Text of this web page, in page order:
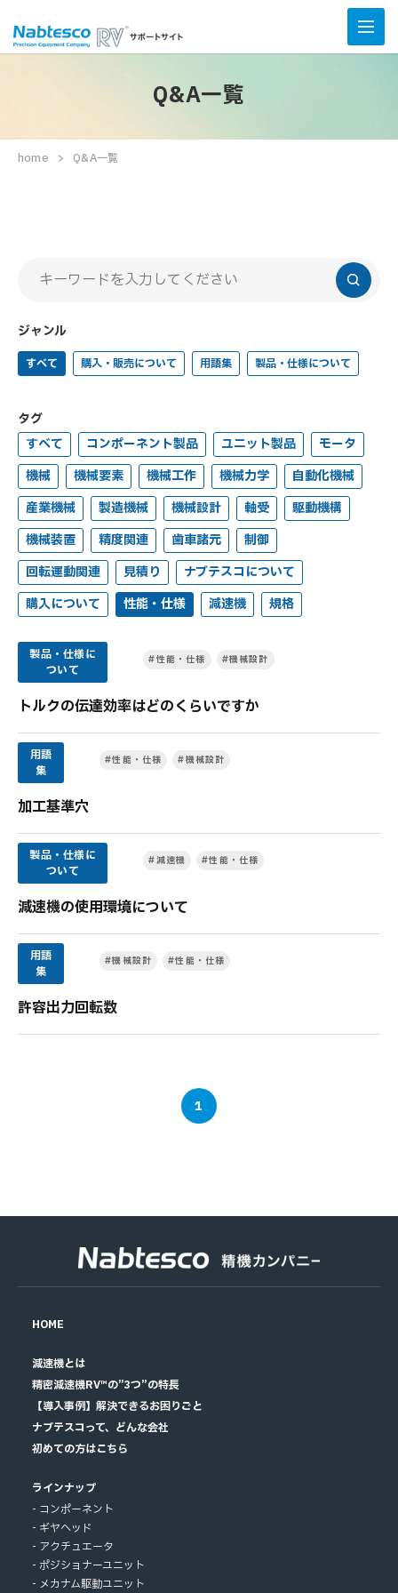
Q&A一覧
home Q&A一覧
ジャンル
すべて 購入・販売について 用語集 製品・仕様について
タグ
すべて
コンポーネント製品 ユニット製品
モータ
機械
機械要素 機械工作 機械力学
自動化機械
産業機械
製造機械 機械設計 軸受
駆動機構
機械装置
精度関連 歯車諸元
制御
回転運動関連
見積り
ナブテスコについて
購入について
性能・仕様 減速機 規格
製品・仕様に
ついて
#性能・仕様 #機械設計
トルクの伝達効率はどのくらいですか
用語
集
#性能・仕様 #機械設計
加工基準穴
製品・仕様に
ついて
#減速機 #性能・仕様
減速機の使用環境について
用語
集
#機械設計 #性能・仕様
許容出力回転数
1
HOME
減速機とは
精密減速機RV™の”3つ”の特長
【導入事例】解決できるお困りごと
ナブテスコって、どんな会社
初めての方はこちら
ラインナップ
コンポーネント
ギヤヘッド
アクチュエータ
ポジショナーユニット
メカナム駆動ユニット